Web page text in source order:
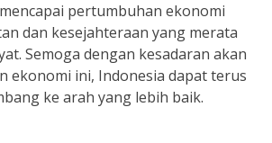
pertumbuhan ekonomi
dan kesejahteraan yang merata
Semoga dengan kesadaran akan
ekonomi ini, Indonesia dapat terus
ke arah yang lebih baik.